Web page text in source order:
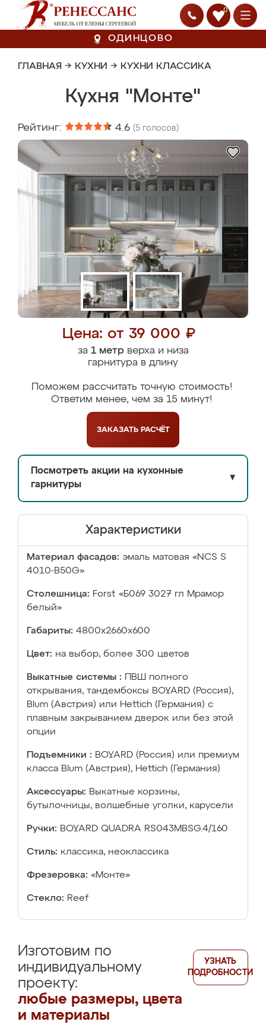
0
ОДИНЦОВО
ГЛАВНАЯ → КУХНИ → КУХНИ КЛАССИКА
Кухня "Монте"
Рейтинг: 4.6 (5 голосов)
Цена: от 39 000 ₽
за 1 метрверха и низа
гарнитура в длину
Поможем рассчитать точную стоимость!
Ответим менее, чем за 15 минут!
ЗАКАЗАТЬ РАСЧЁТ
Посмотреть акции на кухонные
гарнитуры
▼
Характеристики
Материал фасадов: эмаль матовая «NCS S
4010-B50G»
Столешница: Forst «Б069 3027 гл Мрамор
белый»
Габариты: 4800х2660х600
Цвет: на выбор, более 300 цветов
Выкатные системы :
ПВШ полного
открывания, тандембоксы BOYARD (Россия),
Blum (Австрия) или Hettich (Германия) с
плавным закрыванием дверок или без этой
опции
Подъемники : BOYARD (Россия) или премиум
класса Blum (Австрия), Hettich (Германия)
Аксессуары: Выкатные корзины,
бутылочницы, волшебные уголки, карусели
Ручки: BOYARD QUADRA RS043MBSG.4/160
Стиль: классика, неоклассика
Фрезеровка: «Монте»
Стекло: Reef
Изготовим по
индивидуальному
проекту:
любые размеры, цвета
и материалы
УЗНАТЬ
ПОДРОБНОСТИ